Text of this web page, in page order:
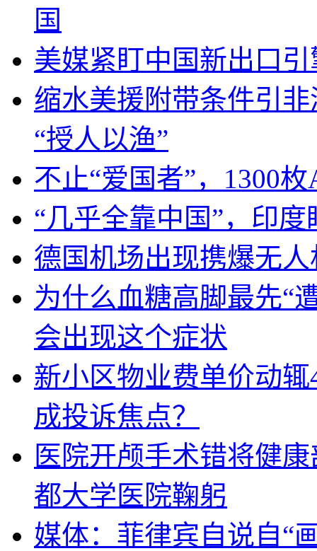
国
美媒紧盯中国新出口
缩水美援附带条件引
“授人以渔”
不止“爱国者”，1300
“几乎全靠中国”，印
德国机场出现携爆无
为什么血糖高脚最先“
会出现这个症状
新小区物业费单价动
成投诉焦点？
医院开颅手术错将健
都大学医院鞠躬
媒体：菲律宾自说自“